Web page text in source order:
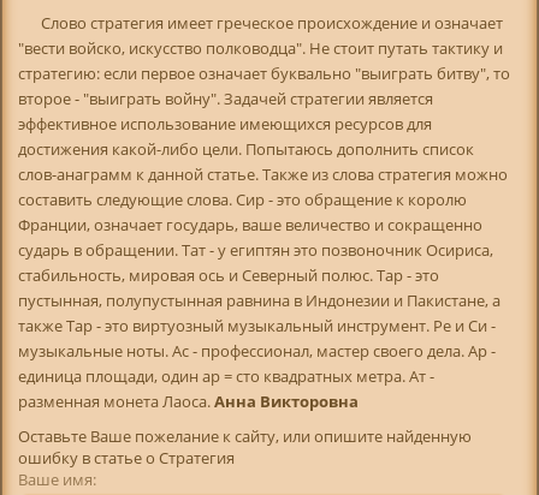
Слово стратегия имеет греческое происхождение и означает
"вести войско, искусство полководца". Не стоит путать тактику и
стратегию: если первое означает буквально "выиграть битву", то
второе - "выиграть войну". Задачей стратегии является
эффективное использование имеющихся ресурсов для
достижения какой-либо цели. Попытаюсь дополнить список
слов-анаграмм к данной статье. Также из слова стратегия можно
составить следующие слова. Сир - это обращение к королю
Франции, означает государь, ваше величество и сокращенно
сударь в обращении. Тат - у египтян это позвоночник Осириса,
стабильность, мировая ось и Северный полюс. Тар - это
пустынная, полупустынная равнина в Индонезии и Пакистане, а
также Тар - это виртуозный музыкальный инструмент. Ре и Си -
музыкальные ноты. Ас - профессионал, мастер своего дела. Ар -
единица площади, один ар = сто квадратных метра. Ат -
разменная монета Лаоса.Анна Викторовна
Оставьте Ваше пожелание к сайту, или опишите найденную
ошибку в статье о Стратегия
Ваше имя: